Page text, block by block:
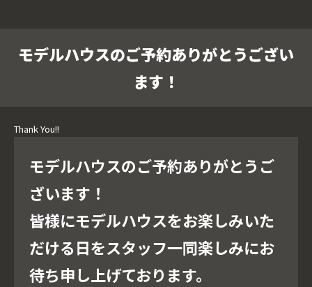
モデルハウスのご予約ありがとうござい
ます！
Thank You!!
モデルハウスのご予約ありがとうご
ざいます！
皆様にモデルハウスをお楽しみいた
だける日をスタッフ一同楽しみにお
待ち申し上げております。